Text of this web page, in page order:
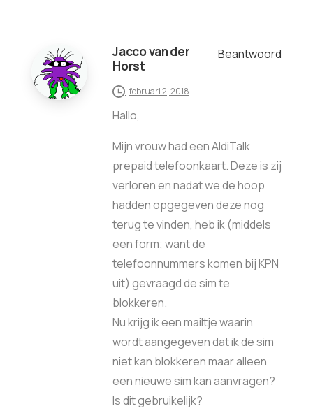
Jacco van der
Horst
Beantwoord
februari 2, 2018
Hallo,
Mijn vrouw had een AldiTalk
prepaid telefoonkaart. Deze is zij
verloren en nadat we de hoop
hadden opgegeven deze nog
terug te vinden, heb ik (middels
een form; want de
telefoonnummers komen bij KPN
uit) gevraagd de sim te
blokkeren.
Nu krijg ik een mailtje waarin
wordt aangegeven dat ik de sim
niet kan blokkeren maar alleen
een nieuwe sim kan aanvragen?
Is dit gebruikelijk?